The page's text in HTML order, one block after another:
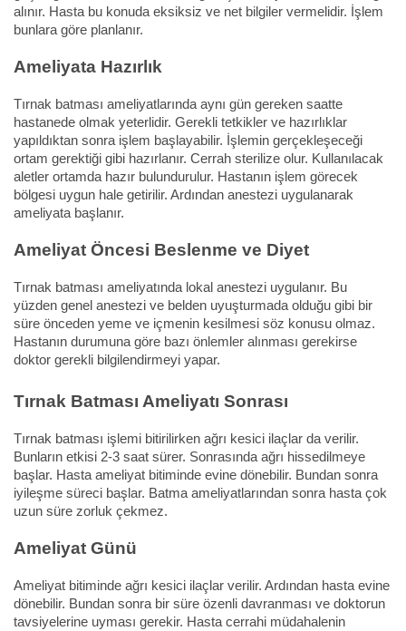
alınır. Hasta bu konuda eksiksiz ve net bilgiler vermelidir. İşlem
bunlara göre planlanır.
Ameliyata Hazırlık
Tırnak batması ameliyatlarında aynı gün gereken saatte
hastanede olmak yeterlidir. Gerekli tetkikler ve hazırlıklar
yapıldıktan sonra işlem başlayabilir. İşlemin gerçekleşeceği
ortam gerektiği gibi hazırlanır. Cerrah sterilize olur. Kullanılacak
aletler ortamda hazır bulundurulur. Hastanın işlem görecek
bölgesi uygun hale getirilir. Ardından anestezi uygulanarak
ameliyata başlanır.
Ameliyat Öncesi Beslenme ve Diyet
Tırnak batması ameliyatında lokal anestezi uygulanır. Bu
yüzden genel anestezi ve belden uyuşturmada olduğu gibi bir
süre önceden yeme ve içmenin kesilmesi söz konusu olmaz.
Hastanın durumuna göre bazı önlemler alınması gerekirse
doktor gerekli bilgilendirmeyi yapar.
Tırnak Batması Ameliyatı Sonrası
Tırnak batması işlemi bitirilirken ağrı kesici ilaçlar da verilir.
Bunların etkisi 2-3 saat sürer. Sonrasında ağrı hissedilmeye
başlar. Hasta ameliyat bitiminde evine dönebilir. Bundan sonra
iyileşme süreci başlar. Batma ameliyatlarından sonra hasta çok
uzun süre zorluk çekmez.
Ameliyat Günü
Ameliyat bitiminde ağrı kesici ilaçlar verilir. Ardından hasta evine
dönebilir. Bundan sonra bir süre özenli davranması ve doktorun
tavsiyelerine uyması gerekir. Hasta cerrahi müdahalenin